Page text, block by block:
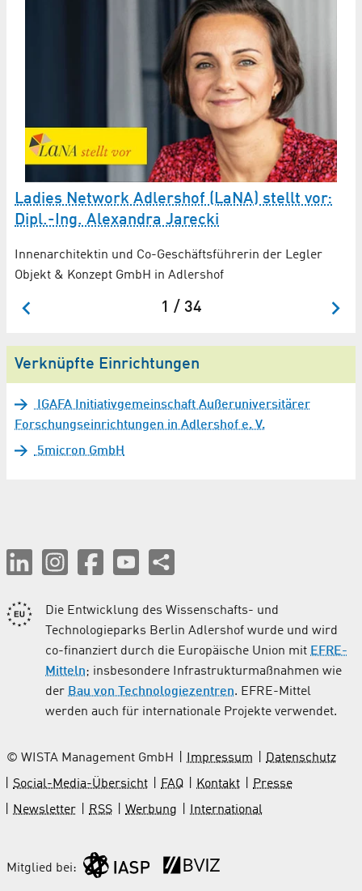
Ladies Network Adlershof (LaNA) stellt vor:
Dipl.-Ing. Alexandra Jarecki
Innenarchitektin und Co-Geschäftsführerin der Legler
Objekt & Konzept GmbH in Adlershof
1 / 34
Verknüpfte Einrichtungen
IGAFA Initiativgemeinschaft Außeruniversitärer
Forschungseinrichtungen in Adlershof e. V.
5micron GmbH
Die Entwicklung des Wissenschafts- und
Technologieparks Berlin Adlershof wurde und wird
co-finanziert durch die Europäische Union mit EFRE-
Mitteln; insbesondere Infrastrukturmaßnahmen wie
der Bau von Technologiezentren. EFRE-Mittel
werden auch für internationale Projekte verwendet.
© WISTA Management GmbH Impressum
Datenschutz
Social-Media-Übersicht
FAQ Kontakt
Presse
Newsletter
RSS Werbung International
Mitglied bei: